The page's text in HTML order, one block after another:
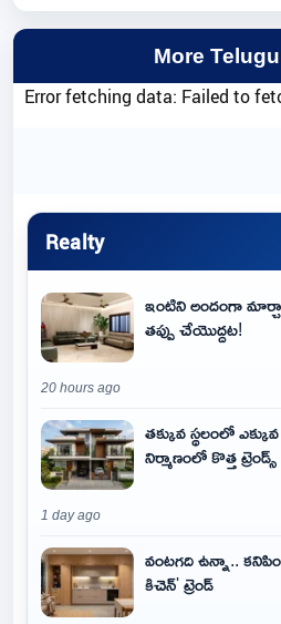
More
Error fetching data: Failed to
Realty
ఇంటిని అందంగా
తప్పు చేయొద్దట!
20 hours ago
తక్కువ స్థలంలో
నిర్మాణంలో కొత్త
1 day ago
వంటగది ఉన్నా..
కిచెన్' ట్రెండ్